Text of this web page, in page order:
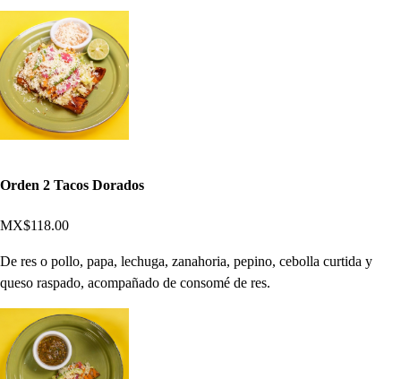
Orden 2 Tacos Dorados
MX$118.00
De res o pollo, papa, lechuga, zanahoria, pepino, cebolla curtida y
queso raspado, acompañado de consomé de res.